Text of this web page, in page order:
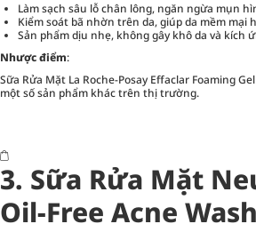
Làm sạch sâu lỗ chân lông, ngăn ngừa mụn
Kiểm soát bã nhờn trên da, giúp da mềm mại
Sản phẩm dịu nhẹ, không gây khô da và kích
Nhược điểm:
Sữa Rửa Mặt La Roche-Posay Effaclar Foaming Gel
một số sản phẩm khác trên thị trường.
3. Sữa Rửa Mặt
Oil-Free Acne Wash